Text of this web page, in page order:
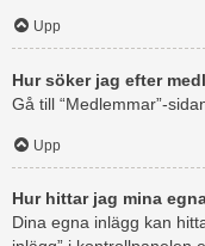
Upp
Hur söker jag efter
Gå till “Medlemmar”-
Upp
Hur hittar jag mina
Dina egna inlägg kan